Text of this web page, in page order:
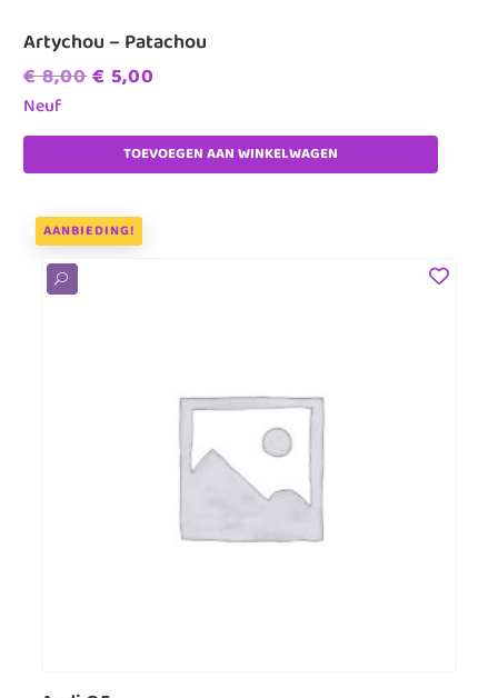
Artychou – Patachou
€8,00Oorspronkelijke
was:
€ 8,00.
€ 5,00
is:
€ 5,00.
Neuf
TOEVOEGEN AAN WINKELWAGEN
AANBIEDING!
U